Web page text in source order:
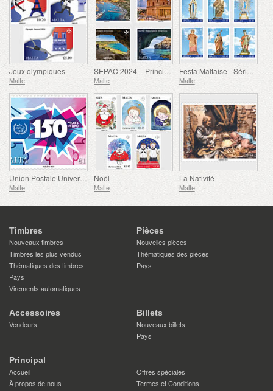
Jeux olympiques
Malte
SEPAC 2024 – Principales Attractions Touristiques
Malte
Festa Maltaise - Série VIII
Malte
Union Postale Universelle - 150e Anniversaire
Malte
Noël
Malte
La Nativité
Malte
Timbres
Nouveaux timbres
Timbres les plus vendus
Thématiques des timbres
Pays
Virements automatiques
Pièces
Nouvelles pièces
Thématiques des pièces
Pays
Accessoires
Vendeurs
Billets
Nouveaux billets
Pays
Principal
Accueil
Offres spéciales
À propos de nous
Termes et Conditions